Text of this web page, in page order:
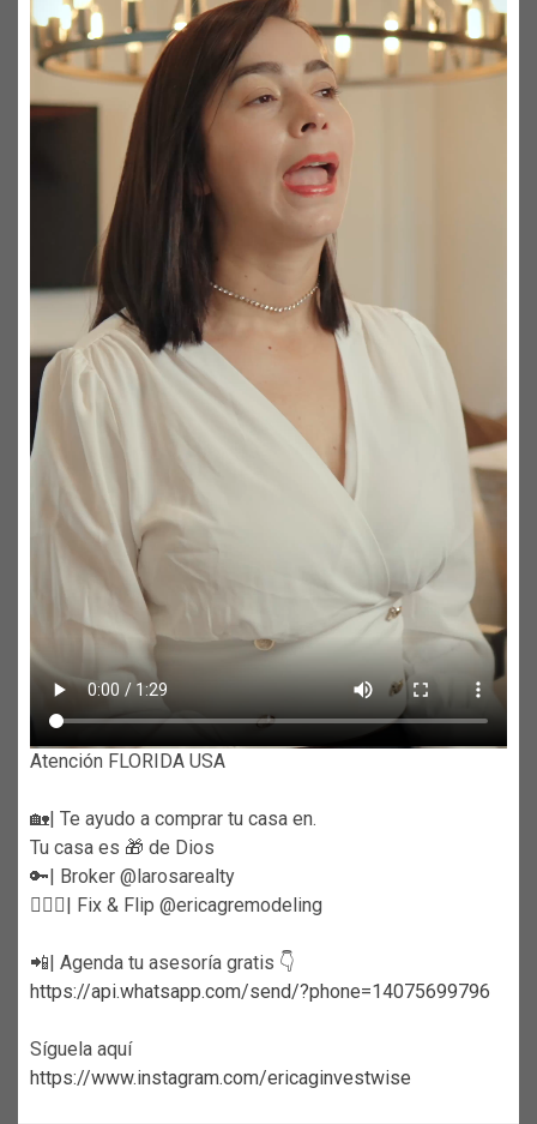
Atención FLORIDA USA
🏡| Te ayudo a comprar tu casa en.
Tu casa es 🎁 de Dios
🔑| Broker @larosarealty
👷🏼‍♀️| Fix & Flip @ericagremodeling
📲| Agenda tu asesoría gratis 👇
https://api.whatsapp.com/send/?phone=14075699796
Síguela aquí
https://www.instagram.com/ericaginvestwise